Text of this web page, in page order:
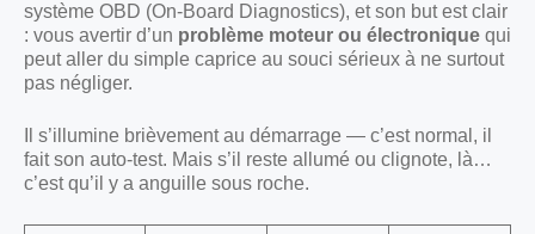
système OBD (On-Board Diagnostics), et son but est clair
: vous avertir d’un problème moteur ou électronique qui
peut aller du simple caprice au souci sérieux à ne surtout
pas négliger.
Il s’illumine brièvement au démarrage — c’est normal, il
fait son auto-test. Mais s’il reste allumé ou clignote, là…
c’est qu’il y a anguille sous roche.